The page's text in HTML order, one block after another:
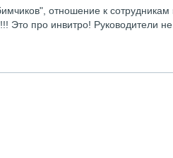
отношение к
Это про инвитро! Руководители